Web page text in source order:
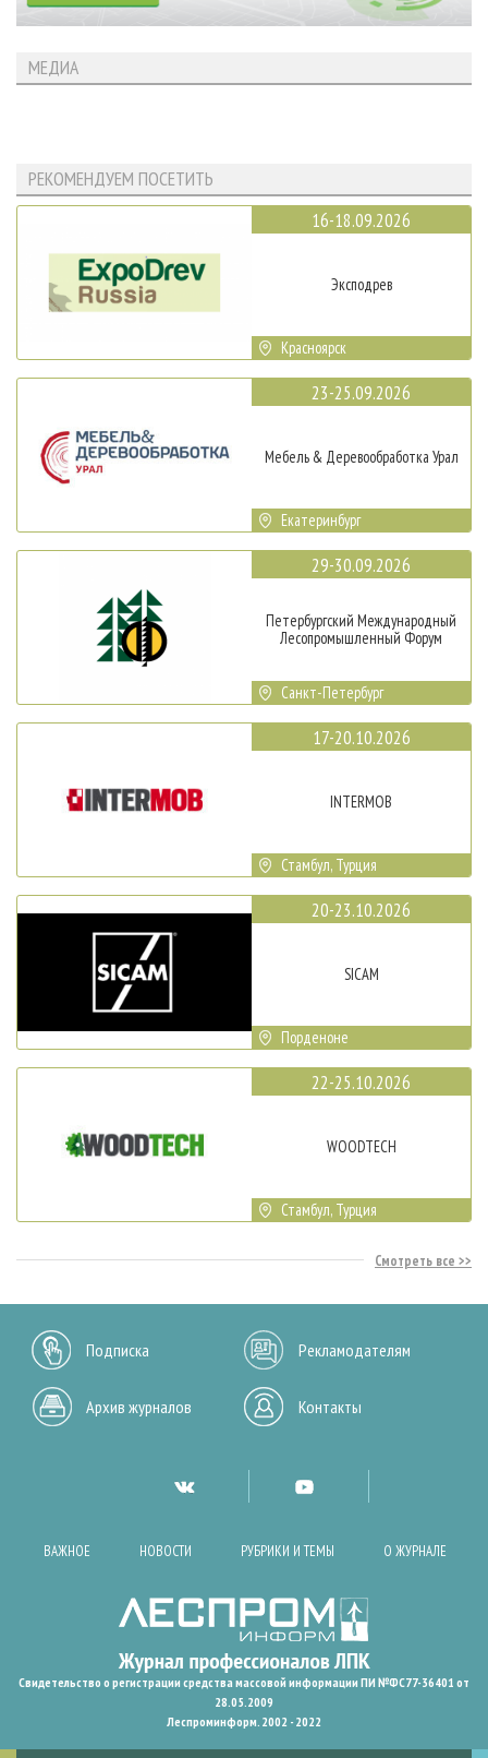
МЕДИА
РЕКОМЕНДУЕМ ПОСЕТИТЬ
16-18.09.2026
Эксподрев
Красноярск
23-25.09.2026
Мебель & Деревообработка Урал
Екатеринбург
29-30.09.2026
Петербургский Международный
Лесопромышленный Форум
Санкт-Петербург
17-20.10.2026
INTERMOB
Стамбул, Турция
20-23.10.2026
SICAM
Порденоне
22-25.10.2026
WOODTECH
Стамбул, Турция
Смотреть все
Подписка Рекламодателям
Архив журналов Контакты
ВАЖНОЕ НОВОСТИ РУБРИКИ И ТЕМЫ О ЖУРНАЛЕ
Свидетельство о регистрации средства массовой информации ПИ №ФС77-36401 от
28.05.2009
Леспроминформ. 2002 - 2022